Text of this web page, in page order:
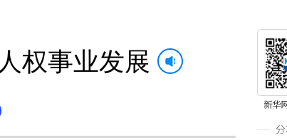
权事业发展